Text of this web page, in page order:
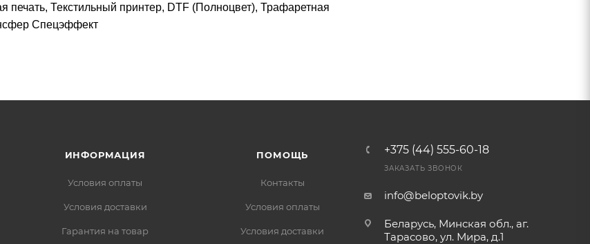
Текстильный принтер, DTF (Полноцвет), Трафаретная
Спецэффект
ИНФОРМАЦИЯ
Условия оплаты
Условия доставки
Гарантия на товар
ПОМОЩЬ
Контакты
Условия оплаты
Условия доставки
+375 (44) 555-60-18
ЗАКАЗАТЬ ЗВОНОК
info@beloptovik.by
Беларусь, Минская обл., аг.
Тарасово, ул. Мира, д.1